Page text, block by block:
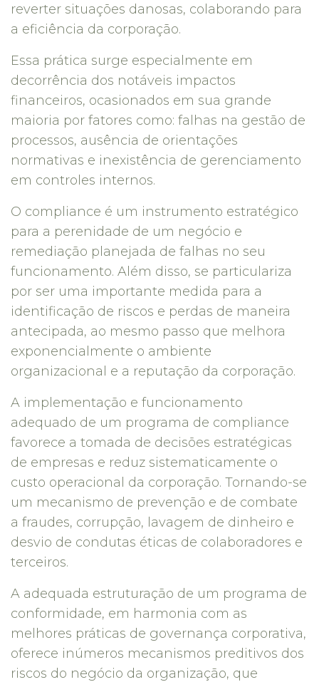
reverter situações danosas, colaborando para
a eficiência da corporação.
Essa prática surge especialmente em
decorrência dos notáveis impactos
financeiros, ocasionados em sua grande
maioria por fatores como: falhas na gestão de
processos, ausência de orientações
normativas e inexistência de gerenciamento
em controles internos.
O compliance é um instrumento estratégico
para a perenidade de um negócio e
remediação planejada de falhas no seu
funcionamento. Além disso, se particulariza
por ser uma importante medida para a
identificação de riscos e perdas de maneira
antecipada, ao mesmo passo que melhora
exponencialmente o ambiente
organizacional e a reputação da corporação.
A implementação e funcionamento
adequado de um programa de compliance
favorece a tomada de decisões estratégicas
de empresas e reduz sistematicamente o
custo operacional da corporação. Tornando-se
um mecanismo de prevenção e de combate
a fraudes, corrupção, lavagem de dinheiro e
desvio de condutas éticas de colaboradores e
terceiros.
A adequada estruturação de um programa de
conformidade, em harmonia com as
melhores práticas de governança corporativa,
oferece inúmeros mecanismos preditivos dos
riscos do negócio da organização, que